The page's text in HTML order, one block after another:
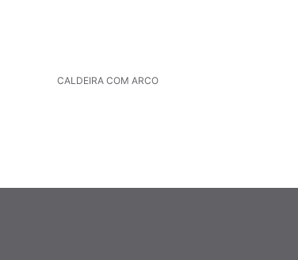
CALDEIRA COM ARCO